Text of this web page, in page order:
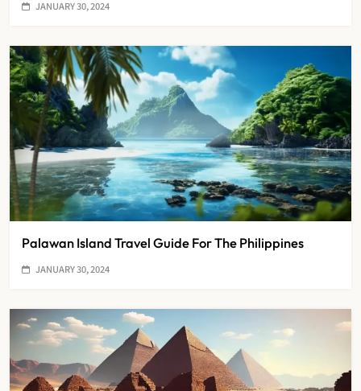
JANUARY 30, 2024
Palawan Island Travel Guide For The Philippines
JANUARY 30, 2024